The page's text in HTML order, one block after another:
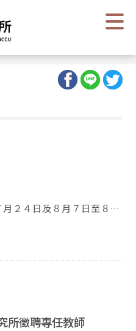
２４日及８月７日至８月
至週四，周五實施暑休。
所徵聘專任教師